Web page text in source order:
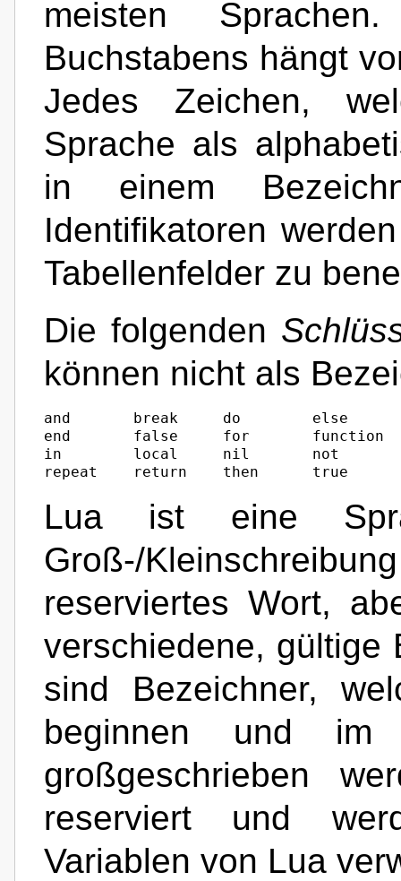
meisten
Buchstabens hängt
Jedes Zeichen,
Sprache als
in einem
Identifikatoren
Tabellenfelder zu
Die folgenden
können nicht als
and       break     do        else
end       false     for       function
in        local     nil       not
repeat    return    then      true
Lua ist eine
Groß-/
reserviertes Wort,
verschiedene, gültige
sind Bezeichner,
beginnen und im
großgeschrieben
reserviert und
Variablen von Lua